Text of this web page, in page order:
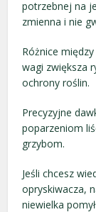
potrzebnej na
zmienna i nie
Różnice
wagi zwiększa
ochrony roślin.
Precyzyjne
poparzeniom
grzybom.
Jeśli chcesz
opryskiwacza,
niewielka